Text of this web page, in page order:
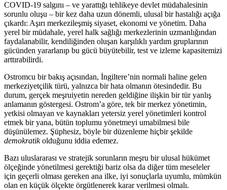
COVID-19 salgını – ve yarattığı tehlikeye devlet müdahalesinin
sorunlu oluşu – bir kez daha uzun dönemli, ulusal bir hastalığı açığa
çıkardı: Aşırı merkezileşmiş siyaset, ekonomi ve yönetim. Daha
yerel bir müdahale, yerel halk sağlığı merkezlerinin uzmanlığından
faydalanabilir, kendiliğinden oluşan karşılıklı yardım gruplarının
gücünden yararlanıp bu gücü büyütebilir, test ve izleme kapasitemizi
arttırabilirdi.
Ostromcu bir bakış açısından, İngiltere’nin normali haline gelen
merkeziyetçilik türü, yalnızca bir hata olmanın ötesindedir. Bu
durum, gerçek meşruiyetin nereden geldiğine ilişkin bir tür yanlış
anlamanın göstergesi. Ostrom’a göre, tek bir merkez yönetimin,
yetkisi olmayan ve kaynakları yetersiz yerel yönetimleri kontrol
etmek bir yana, bütün toplumu yönetmeyi umabilmesi bile
düşünülemez. Şüphesiz, böyle bir düzenleme hiçbir şekilde
demokratikolduğunu iddia edemez.
Bazı uluslararası ve stratejik sorunların meşru bir ulusal hükümet
ölçeğinde yönetilmesi gerektiği bariz olsa da diğer tüm meseleler
için geçerli olması gereken ana ilke, iyi sonuçlarla uyumlu, mümkün
olan en küçük ölçekte örgütlenerek karar verilmesi olmalı.